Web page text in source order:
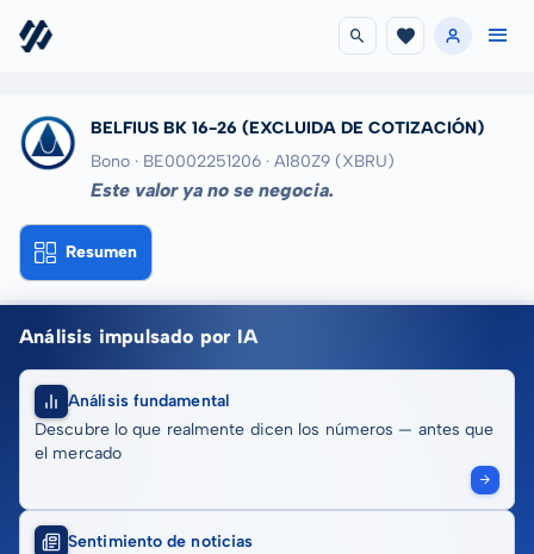
BELFIUS BK 16-26 (EXCLUIDA DE COTIZACIÓN)
Bono · BE0002251206 · A180Z9 (XBRU)
Este valor ya no se negocia.
Resumen
Análisis impulsado por IA
Análisis fundamental
Descubre lo que realmente dicen los números — antes que
el mercado
Sentimiento de noticias